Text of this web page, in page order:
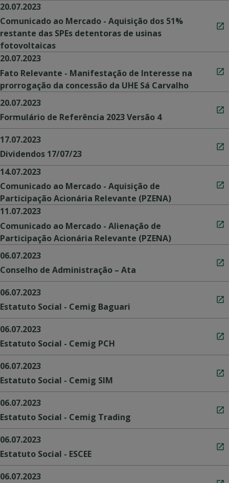
20.07.2023
Comunicado ao Mercado - Aquisição dos 51%
restante das SPEs detentoras de usinas
fotovoltaicas
20.07.2023
Fato Relevante - Manifestação de Interesse na
prorrogação da concessão da UHE Sá Carvalho
20.07.2023
Formulário de Referência 2023 Versão 4
17.07.2023
Dividendos 17/07/23
14.07.2023
Comunicado ao Mercado - Aquisição de
Participação Acionária Relevante (PZENA)
11.07.2023
Comunicado ao Mercado - Alienação de
Participação Acionária Relevante (PZENA)
06.07.2023
Conselho de Administração – Ata
06.07.2023
Estatuto Social - Cemig Baguari
06.07.2023
Estatuto Social - Cemig PCH
06.07.2023
Estatuto Social - Cemig SIM
06.07.2023
Estatuto Social - Cemig Trading
06.07.2023
Estatuto Social - ESCEE
06.07.2023